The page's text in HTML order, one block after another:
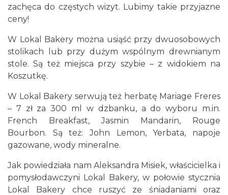
zachęca do częstych wizyt. Lubimy takie przyjazne
ceny!
W Lokal Bakery można usiąść przy dwuosobowych
stolikach lub przy dużym wspólnym drewnianym
stole. Są też miejsca przy szybie – z widokiem na
Koszutkę.
W Lokal Bakery serwują też herbatę Mariage Freres
– 7 zł za 300 ml w dzbanku, a do wyboru m.in.
French Breakfast, Jasmin Mandarin, Rouge
Bourbon. Są też: John Lemon, Yerbata, napoje
gazowane, wody mineralne.
Jak powiedziała nam Aleksandra Misiek, właścicielka i
pomysłodawczyni Lokal Bakery, w połowie stycznia
Lokal Bakery chce ruszyć ze śniadaniami oraz